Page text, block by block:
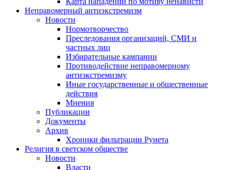
Неправомерный антиэкстремизм
Новости
Нормотворчество
Преследования организаций, СМИ и
частных лиц
Избирательные кампании
Противодействие неправомерному
антиэкстремизму
Иные государственные и общественные
действия
Мнения
Публикации
Документы
Архив
Хроники фильтрации Рунета
Религия в светском обществе
Новости
Власти